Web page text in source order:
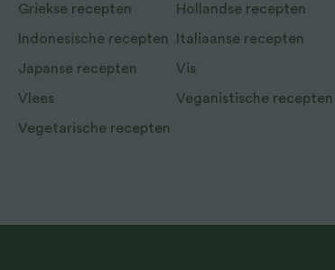
Griekse recepten Hollandse recepten
Indonesische recepten Italiaanse recepten
Japanse recepten Vis
Vlees Veganistische recepten
Vegetarische recepten